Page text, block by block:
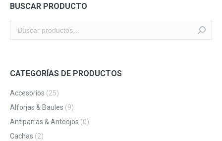
BUSCAR PRODUCTO
CATEGORÍAS DE PRODUCTOS
Accesorios (25)
Alforjas & Baules (9)
Antiparras & Anteojos (0)
Cachas (2)